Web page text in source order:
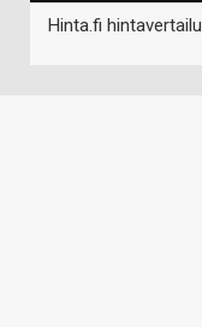
Hinta.fi hintavertailu